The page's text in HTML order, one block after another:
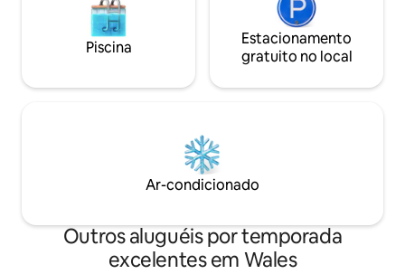
Piscina
Estacionamento
gratuito no local
Ar-condicionado
Outros aluguéis por temporada
excelentes em Wales